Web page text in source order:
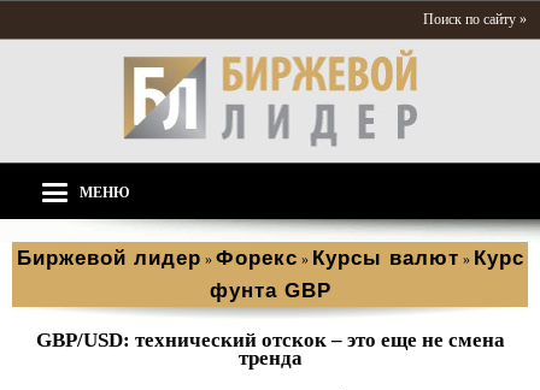
Поиск по сайту »
МЕНЮ
Биржевой лидер » Форекс » Курсы валют » Курс
фунта GBP
GBP/USD: технический отскок – это еще не смена
тренда